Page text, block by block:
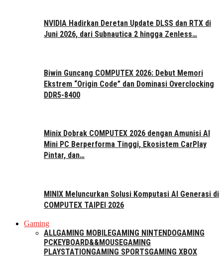
NVIDIA Hadirkan Deretan Update DLSS dan RTX di
Juni 2026, dari Subnautica 2 hingga Zenless…
Biwin Guncang COMPUTEX 2026: Debut Memori
Ekstrem “Origin Code” dan Dominasi Overclocking
DDR5-8400
Minix Dobrak COMPUTEX 2026 dengan Amunisi AI
Mini PC Berperforma Tinggi, Ekosistem CarPlay
Pintar, dan…
MINIX Meluncurkan Solusi Komputasi AI Generasi di
COMPUTEX TAIPEI 2026
Gaming
ALLGAMING MOBILEGAMING NINTENDOGAMING
PC KEYBOARD&&MOUSEGAMING
PLAYSTATION GAMING SPORTSGAMING XBOX